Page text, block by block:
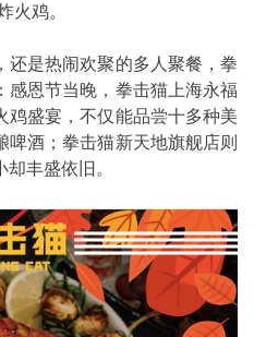
火鸡。
还是热闹欢聚的多人聚餐，拳
感恩节当晚，拳击猫上海永福
鸡盛宴，不仅能品尝十多种美
酒；拳击猫新天地旗舰店则
丰盛依旧。